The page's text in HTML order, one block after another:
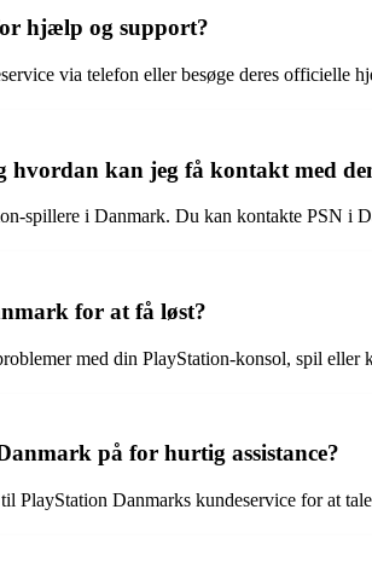
hjælp og support?
via telefon eller besøge deres officielle
kan jeg få kontakt med
spillere i Danmark. Du kan kontakte PSN i
for at få løst?
med din PlayStation-konsol, spil eller
på for hurtig assistance?
PlayStation Danmarks kundeservice for at